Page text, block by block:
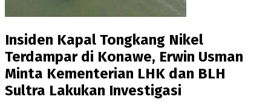
Insiden Kapal Tongkang Nikel
Terdampar di Konawe, Erwin Usman
Minta Kementerian LHK dan BLH
Sultra Lakukan Investigasi